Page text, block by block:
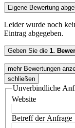
Eigene Bewertung
Leider wurde noch
Eintrag abgegeben.
Geben Sie die 1.
mehr Bewertungen
schließen
Unverbindliche
Website
Betreff der Anfrage